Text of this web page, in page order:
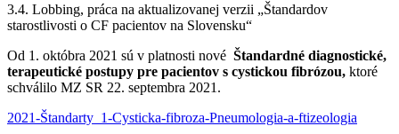
3.4. Lobbing, práca na aktualizovanej verzii „Štandardov
starostlivosti o CF pacientov na Slovensku“
Od 1. októbra 2021 sú v platnosti nové Štandardné diagnostické,
terapeutické postupy pre pacientov s cystickou fibrózou, ktoré
schválilo MZ SR 22. septembra 2021.
2021-Štandarty_1-Cysticka-fibroza-Pneumologia-a-ftizeologia